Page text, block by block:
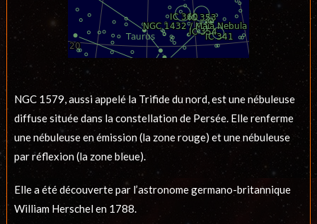
NGC 1579, aussi appelé la Trifide du nord, est une nébuleuse
diffuse située dans la constellation de Persée. Elle renferme
une nébuleuse en émission (la zone rouge) et une nébuleuse
par réflexion (la zone bleue).
Elle a été découverte par l’astronome germano-britannique
William Herschel en 1788.